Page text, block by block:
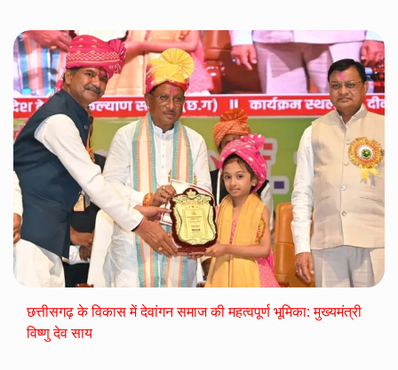
छत्तीसगढ़ के विकास में देवांगन समाज की महत्वपूर्ण भूमिका: मुख्यमंत्री
विष्णु देव साय